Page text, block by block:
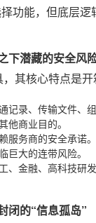
功能，但底层
下潜藏的安全风
其核心特点是
记录、传输文件、
他商业目的。
服务商的安全承诺
巨大的连带风险。
、金融、高科技研
闭的“信息孤岛”